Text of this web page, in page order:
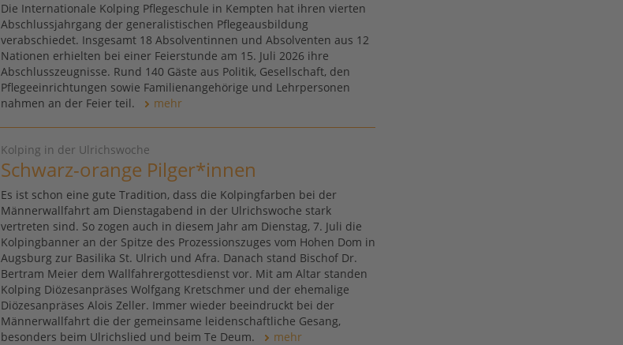
Die Internationale Kolping Pflegeschule in Kempten hat ihren vierten
Abschlussjahrgang der generalistischen Pflegeausbildung
verabschiedet. Insgesamt 18 Absolventinnen und Absolventen aus 12
Nationen erhielten bei einer Feierstunde am 15. Juli 2026 ihre
Abschlusszeugnisse. Rund 140 Gäste aus Politik, Gesellschaft, den
Pflegeeinrichtungen sowie Familienangehörige und Lehrpersonen
nahmen an der Feier teil.
mehr
Kolping in der Ulrichswoche
Schwarz-orange Pilger*innen
Es ist schon eine gute Tradition, dass die Kolpingfarben bei der
Männerwallfahrt am Dienstagabend in der Ulrichswoche stark
vertreten sind. So zogen auch in diesem Jahr am Dienstag, 7. Juli die
Kolpingbanner an der Spitze des Prozessionszuges vom Hohen Dom in
Augsburg zur Basilika St. Ulrich und Afra. Danach stand Bischof Dr.
Bertram Meier dem Wallfahrergottesdienst vor. Mit am Altar standen
Kolping Diözesanpräses Wolfgang Kretschmer und der ehemalige
Diözesanpräses Alois Zeller. Immer wieder beeindruckt bei der
Männerwallfahrt die der gemeinsame leidenschaftliche Gesang,
besonders beim Ulrichslied und beim Te Deum.
mehr